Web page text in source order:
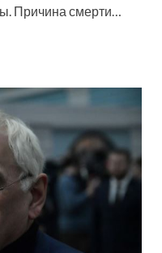
Причина смерти…